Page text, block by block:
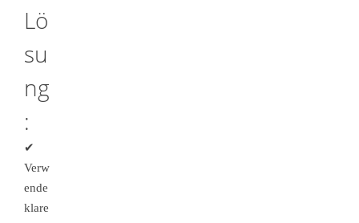
Lö
su
ng
:
✔
Verw
ende
klare